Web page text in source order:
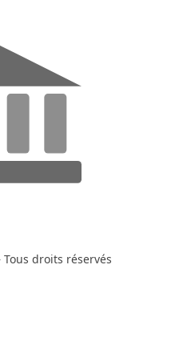
droits réservés